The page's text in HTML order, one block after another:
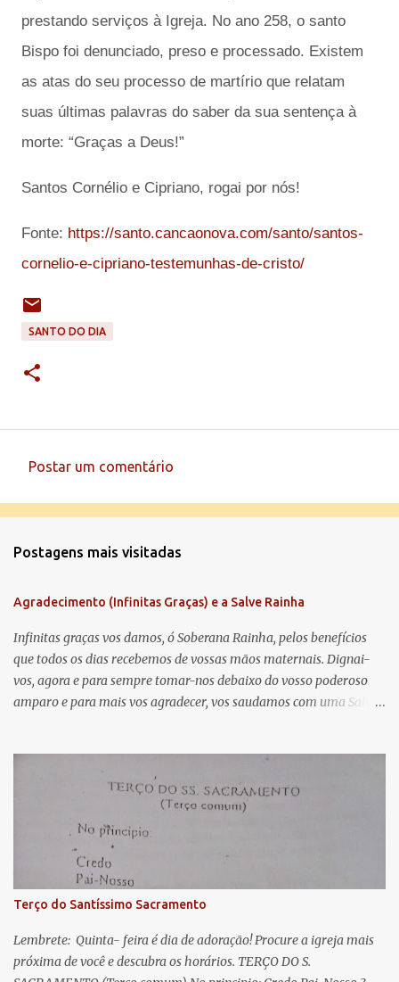
prestando serviços à Igreja. No ano 258, o santo
Bispo foi denunciado, preso e processado. Existem
as atas do seu processo de martírio que relatam
suas últimas palavras do saber da sua sentença à
morte: “Graças a Deus!”
Santos Cornélio e Cipriano, rogai por nós!
Fonte: https://santo.cancaonova.com/santo/santos-
cornelio-e-cipriano-testemunhas-de-cristo/
SANTO DO DIA
e
t
á
r
i
o
Postar um comentário
Postagens mais visitadas
Agradecimento (Infinitas Graças) e a Salve Rainha
Infinitas graças vos damos, ó Soberana Rainha, pelos benefícios
que todos os dias recebemos de vossas mãos maternais. Dignai-
vos, agora e para sempre tomar-nos debaixo do vosso poderoso
amparo e para mais vos agradecer, vos saudamos com uma Salve
lágrimas. Eia, pois, Advogada nossa, estes vossos olhos
misericordiosos a nós volvei, e depois deste desterro, mostrai-nos
Jesus. Bendito é o fruto do vosso ventre, ó clemente, ó piedosa, ó
doce e sempre Virgem Maria. Rogai por nós Santa Mãe de Deus.
Para que sejamos dignos das promessas de Cristo. Amém.
Terço do Santíssimo Sacramento
Lembrete: Quinta- feira é dia de adoração! Procure a igreja mais
próxima de você e descubra os horários. TERÇO DO S.